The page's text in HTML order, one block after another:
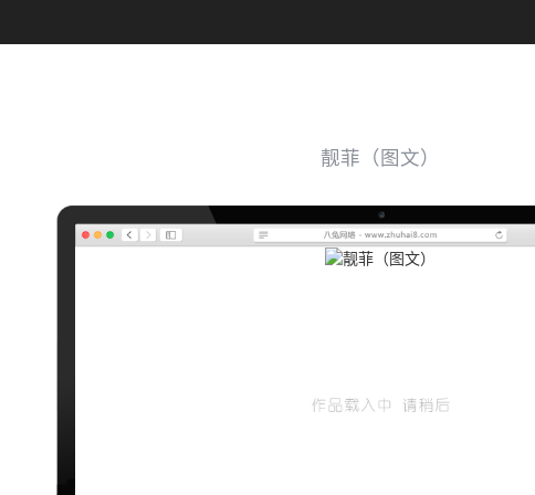
靓菲（图文）